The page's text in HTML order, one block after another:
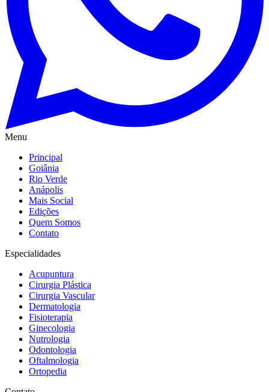
Menu
Principal
Goiânia
Rio Verde
Anápolis
Mais Social
Edições
Quem Somos
Contato
Especialidades
Acupuntura
Cirurgia Plástica
Cirurgia Vascular
Dermatologia
Fisioterapia
Ginecologia
Nutrologia
Odontologia
Oftalmologia
Ortopedia